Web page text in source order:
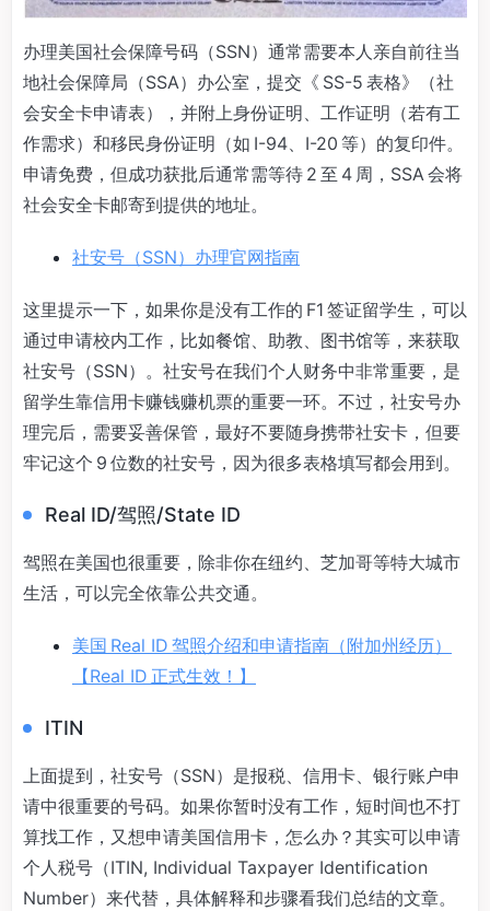
办理美国社会保障号码（SSN）通常需要本人亲自前往当
地社会保障局（SSA）办公室，提交《 SS-5 表格》（社
会安全卡申请表），并附上身份证明、工作证明（若有工
作需求）和移民身份证明（如 I-94、I-20 等）的复印件。
申请免费，但成功获批后通常需等待 2 至 4 周，SSA 会将
社会安全卡邮寄到提供的地址。
社安号（SSN）办理官网指南
这里提示一下，如果你是没有工作的 F1 签证留学生，可以
通过申请校内工作，比如餐馆、助教、图书馆等，来获取
社安号（SSN）。社安号在我们个人财务中非常重要，是
留学生靠信用卡赚钱赚机票的重要一环。不过，社安号办
理完后，需要妥善保管，最好不要随身携带社安卡，但要
牢记这个 9 位数的社安号，因为很多表格填写都会用到。
Real ID/驾照/State ID
驾照在美国也很重要，除非你在纽约、芝加哥等特大城市
生活，可以完全依靠公共交通。
美国 Real ID 驾照介绍和申请指南（附加州经历）
【Real ID 正式生效！】
ITIN
上面提到，社安号（SSN）是报税、信用卡、银行账户申
请中很重要的号码。如果你暂时没有工作，短时间也不打
算找工作，又想申请美国信用卡，怎么办？其实可以申请
个人税号（ITIN, Individual Taxpayer Identification
Number）来代替，具体解释和步骤看我们总结的文章。